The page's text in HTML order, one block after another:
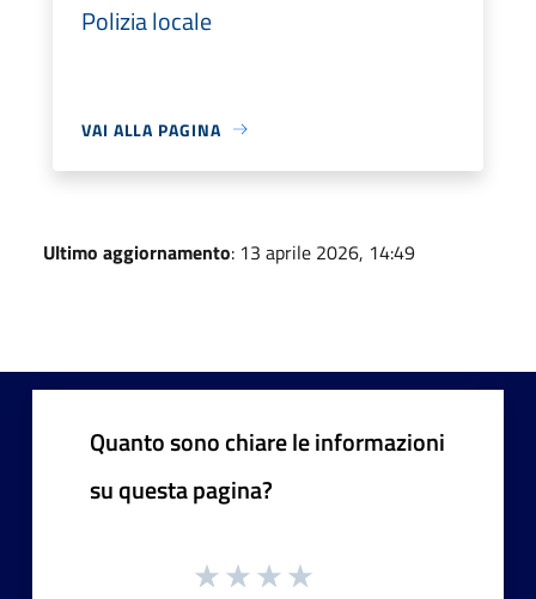
Polizia locale
VAI ALLA PAGINA
Ultimo aggiornamento: 13 aprile 2026, 14:49
Quanto sono chiare le informazioni
su questa pagina?